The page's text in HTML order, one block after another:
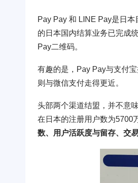
Pay Pay 和 LINE Pay是日
的日本国内结算业务已完成
Pay二维码。
有趣的是，Pay Pay与支付
则与微信支付走得更近。
头部两个渠道结盟，并不意
在日本的注册用户数为5700
数、用户活跃度与留存、交